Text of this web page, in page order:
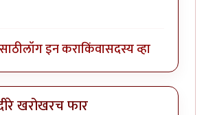
लॉग इन कराकिंवासदस्य व्हा
खरोखरच फार